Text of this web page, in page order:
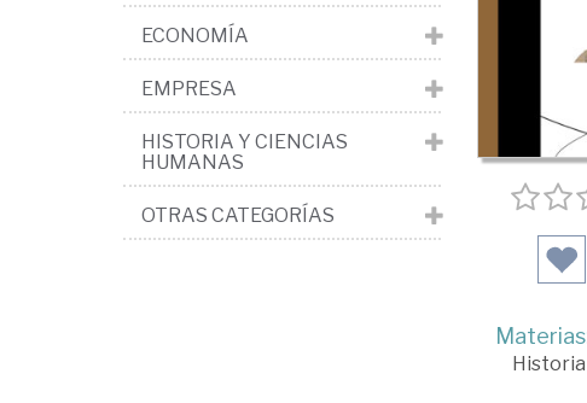
Historia
ECONOMÍA
EMPRESA
HISTORIA Y CIENCIAS
HUMANAS
OTRAS CATEGORÍAS